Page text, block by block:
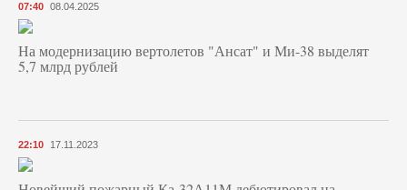
07:40 08.04.2025
На модернизацию вертолетов "Ансат" и Ми-38 выделят
5,7 млрд рублей
22:10 17.11.2023